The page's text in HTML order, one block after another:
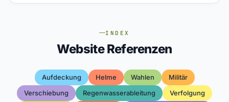
INDEX
Website Referenzen
Aufdeckung Helme Wahlen
Militär
Verschiebung
Regenwasserableitung
Verfolgung